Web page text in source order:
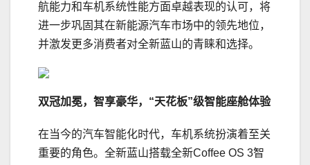
航能力和车机系统性能方面卓越表现的认可，将
进一步巩固其在新能源汽车市场中的领先地位，
并激发更多消费者对全新蓝山的青睐和选择。
双冠加冕，智享豪华，“天花板”级智能座舱体验
在当今的汽车智能化时代，车机系统扮演着至关
重要的角色。全新蓝山搭载全新Coffee OS 3智